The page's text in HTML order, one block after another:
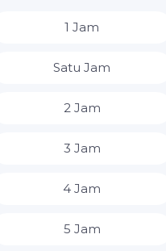
1 Jam
Satu Jam
2 Jam
3 Jam
4 Jam
5 Jam